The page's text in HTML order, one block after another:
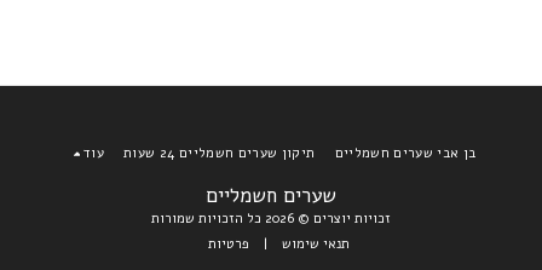
שערים חשמליים
זכויות יוצרים © 2026 כל הזכויות שמורות
תנאי שימוש | פרטיות
בן אבי שערים חשמליים תיקון שערים חשמליים 24 שעות עוד